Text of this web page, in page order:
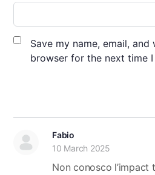
Save my name, email,
browser for the next time
Fabio
10 March 2025
Non conosco l’impact